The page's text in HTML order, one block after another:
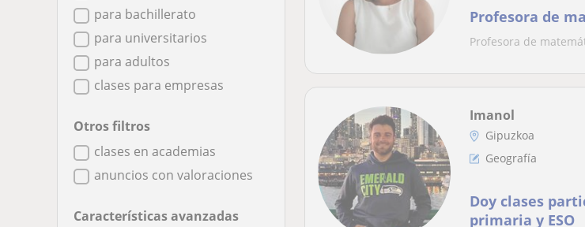
para bachillerato
para universitarios
para adultos
clases para empresas
Otros filtros
clases en academias
anuncios con valoraciones
Características avanzadas
Profesora de
Profesora de
Imanol
Gipuzkoa
Geografía
Doy clases
primaria y ESO